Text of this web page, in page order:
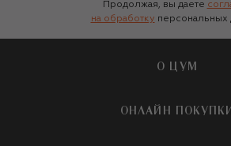
Продолжая, вы даете
на обработку персональных
О ЦУМ
О магазине
ОНЛАЙН ПОКУПКИ